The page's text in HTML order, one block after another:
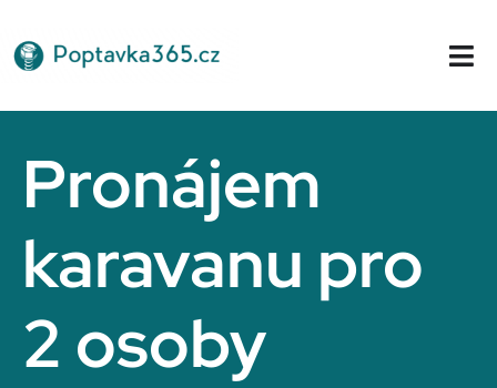
na
obsah
Pronájem
karavanu pro
2 osoby